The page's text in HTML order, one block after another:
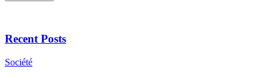
Recent Posts
Société